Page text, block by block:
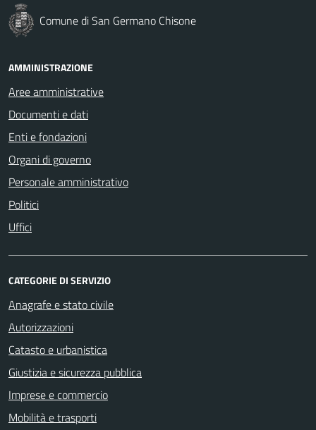
Comune di San Germano Chisone
AMMINISTRAZIONE
Aree amministrative
Documenti e dati
Enti e fondazioni
Organi di governo
Personale amministrativo
Politici
Uffici
CATEGORIE DI SERVIZIO
Anagrafe e stato civile
Autorizzazioni
Catasto e urbanistica
Giustizia e sicurezza pubblica
Imprese e commercio
Mobilità e trasporti